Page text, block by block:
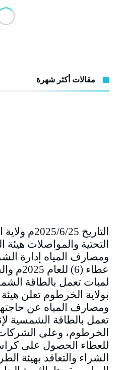
مقالات أكثر شهرة
التاريخ
التحتية والمواصلات
ومصارف المياه إدارة
عطاء (6)
لمبات تعمل بالطاقة
بولاية الخرطوم تعلن
ومصارف المياه عن
تعمل بالطاقة الشمسية
الخرطوم، وعلى الشركات
للعطاء الحصول على
الشراء والتعاقد بهيئة